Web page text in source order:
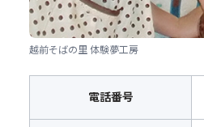
越前そばの里 体験夢工房
電話番号